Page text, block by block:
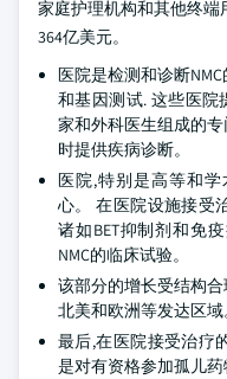
家庭护理机构和其他终端
364亿美元。
医院是检测和诊断
和基因测试. 这些医
家和外科医生组成的
时提供疾病诊断。
医院,特别是高等和
心。 在医院设施接受
诸如BET抑制剂和免
NMC的临床试验。
该部分的增长受结构
北美和欧洲等发达区域
最后,在医院接受治疗
是对有资格参加孤儿